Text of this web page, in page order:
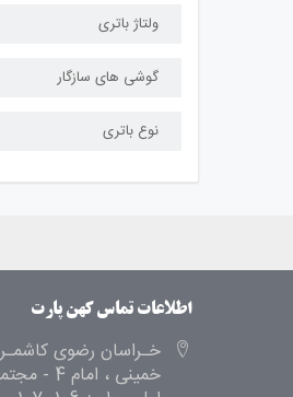
ولتاژ باتری
گوشی های سازگار
نوع باتری
اطلاعات تماس کهن پارت
خـراسان رضوی کاشمـر
خمینی ،